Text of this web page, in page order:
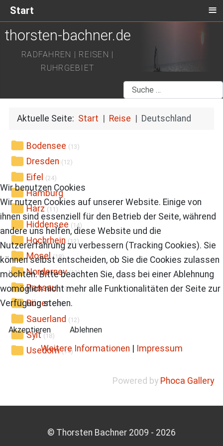
thorsten-bachner.de
RADFAHREN | REISEN |
RUHRGEBIET
Suchen
Aktuelle Seite: Start Reise Deutschland
Bodensee (13)
Dresden (12)
Eifel (24)
Hamburg
Harz (11)
Hiddensee (14)
Hochrhein (12)
Mosel (18)
Norderney (13)
Passau (10)
Rügen (18)
Sauerland (12)
Sylt (18)
Usedom (14)
Powered by Phoca Gallery
© Thorsten Bachner 2009 - 2026
Wir benutzen Cookies
Wir nutzen Cookies auf unserer Website. Einige von
ihnen sind essenziell für den Betrieb der Seite, während
andere uns helfen, diese Website und die
Nutzererfahrung zu verbessern (Tracking Cookies). Sie
können selbst entscheiden, ob Sie die Cookies zulassen
möchten. Bitte beachten Sie, dass bei einer Ablehnung
womöglich nicht mehr alle Funktionalitäten der Seite zur
Verfügung stehen.
Akzeptieren Ablehnen
Weitere Informationen | Impressum
Start ≡